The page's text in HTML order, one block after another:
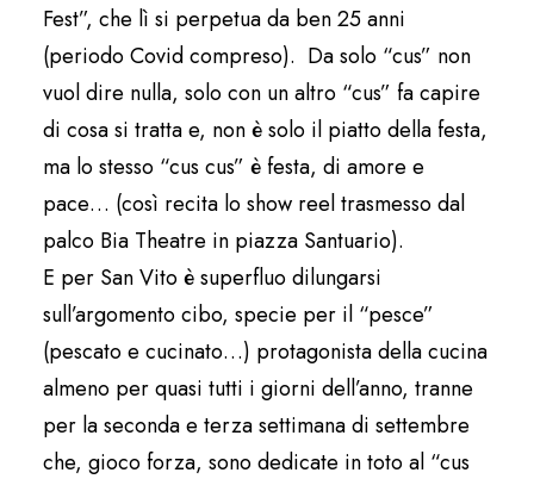
Fest”, che lì si perpetua da ben 25 anni
(periodo Covid compreso). Da solo “cus” non
vuol dire nulla, solo con un altro “cus” fa capire
di cosa si tratta e, non è solo il piatto della festa,
ma lo stesso “cus cus” è festa, di amore e
pace… (così recita lo show reel trasmesso dal
palco Bia Theatre in piazza Santuario).
E per San Vito è superfluo dilungarsi
sull’argomento cibo, specie per il “pesce”
(pescato e cucinato…) protagonista della cucina
almeno per quasi tutti i giorni dell’anno, tranne
per la seconda e terza settimana di settembre
che, gioco forza, sono dedicate in toto al “cus